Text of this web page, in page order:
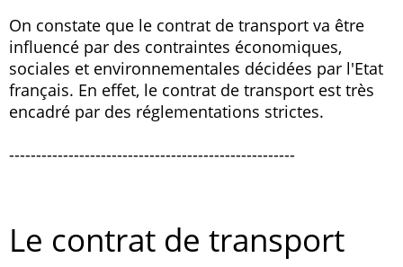
On constate que le contrat de transport va être
influencé par des contraintes économiques,
sociales et environnementales décidées par l'Etat
français. En effet, le contrat de transport est très
encadré par des réglementations strictes.
-----------------------------------------------------
Le contrat de transport